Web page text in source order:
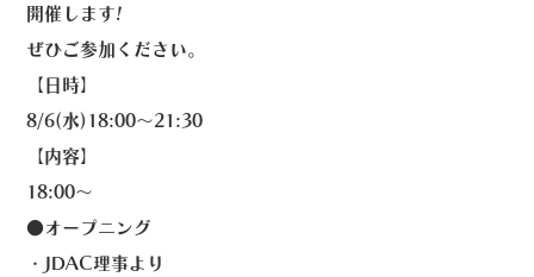
開催します!
ぜひご参加ください。
【日時】
8/6(水)18:00〜21:30
【内容】
18:00〜
●オープニング
・JDAC理事より